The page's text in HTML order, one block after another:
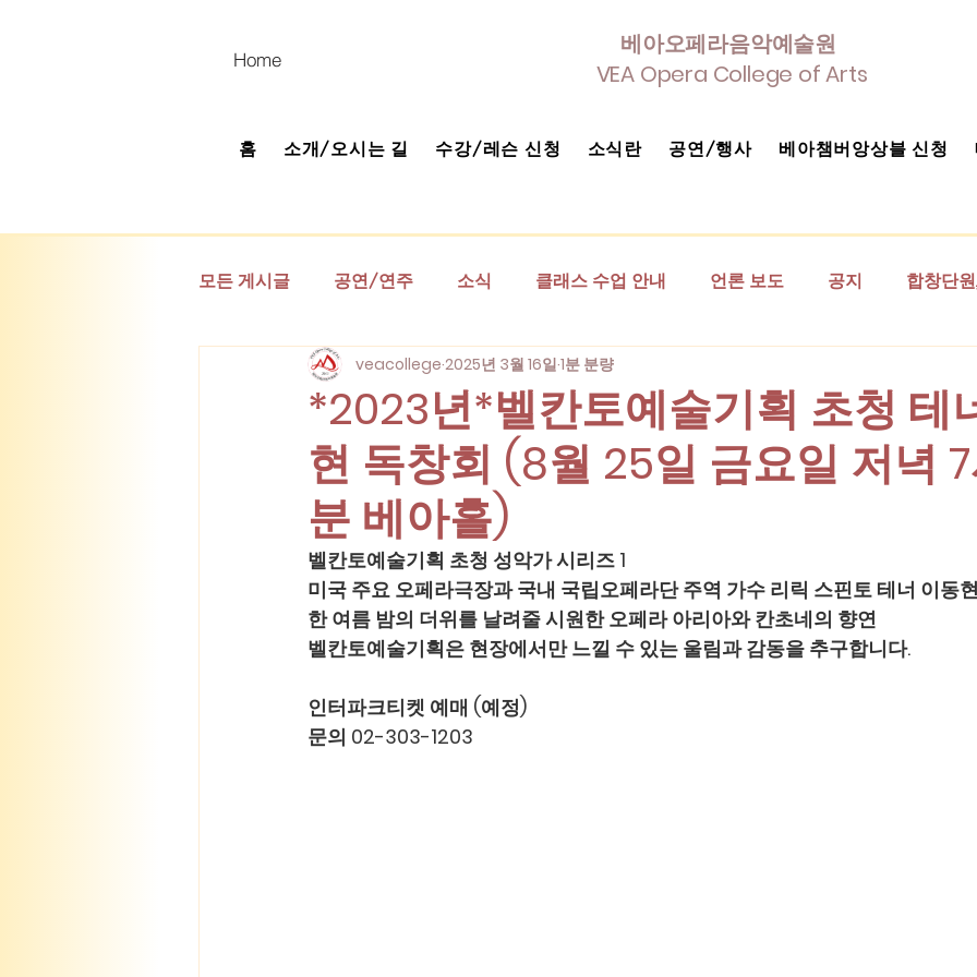
Home
베아오페라음악예술원
VEA Opera College of Arts
홈 소개/오시는 길 수강/레슨 신청 소식란 공연/행사 베아챔버앙상블 신청
모든 게시글 공연/연주 소식 클래스 수업 안내 언론 보도 공지 합창단
*고정* 공지 게시판 베아 사진첩 베아 클.바.세 에세이란
(연관기관) 베아오페라단
*2023년*벨칸토예술기획 초청 테
현 독창회 (8월 25일 금요일 저녁
분 베아홀)
veacollege 2025년 3월 16일 1분 분량
벨칸토예술기획 초청 성악가 시리즈 1
미국 주요 오페라극장과 국내 국립오페라단 주역 가수 리릭 스핀토 테너 이동
한 여름 밤의 더위를 날려줄 시원한 오페라 아리아와 칸초네의 향연
벨칸토예술기획은 현장에서만 느낄 수 있는 울림과 감동을 추구합니다.
인터파크티켓 예매 (예정)
문의 02-303-1203